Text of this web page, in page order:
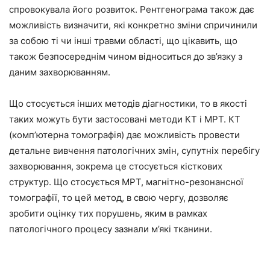
спровокувала його розвиток. Рентгенограма також дає
можливість визначити, які конкретно зміни спричинили
за собою ті чи інші травми області, що цікавить, що
також безпосереднім чином відноситься до зв’язку з
даним захворюванням.
Що стосується інших методів діагностики, то в якості
таких можуть бути застосовані методи КТ і МРТ. КТ
(комп’ютерна томографія) дає можливість провести
детальне вивчення патологічних змін, супутніх перебігу
захворювання, зокрема це стосується кісткових
структур. Що стосується МРТ, магнітно-резонансної
томографії, то цей метод, в свою чергу, дозволяє
зробити оцінку тих порушень, яким в рамках
патологічного процесу зазнали м’які тканини.